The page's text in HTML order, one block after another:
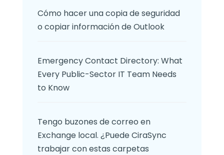
Cómo hacer una copia de seguridad
o copiar información de Outlook
Emergency Contact Directory: What
Every Public-Sector IT Team Needs
to Know
Tengo buzones de correo en
Exchange local. ¿Puede CiraSync
trabajar con estas carpetas